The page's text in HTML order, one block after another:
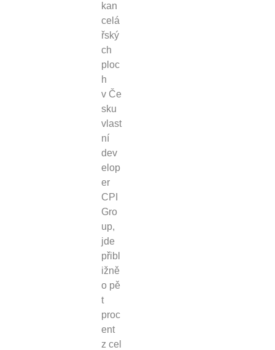
kan
celá
řský
ch
ploc
h
v Če
sku
vlast
ní
dev
elop
er
CPI
Gro
up,
jde
přibl
ižně
o pě
t
proc
ent
z cel